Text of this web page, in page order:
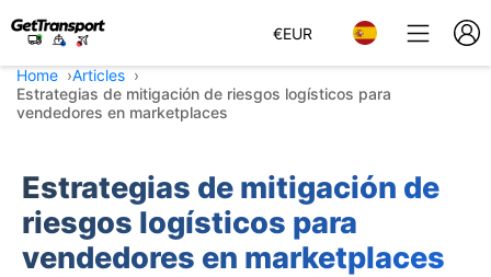
€EUR
Home
Articles
Estrategias de mitigación de riesgos logísticos para
vendedores en marketplaces
Estrategias de mitigación de
riesgos logísticos para
vendedores en marketplaces